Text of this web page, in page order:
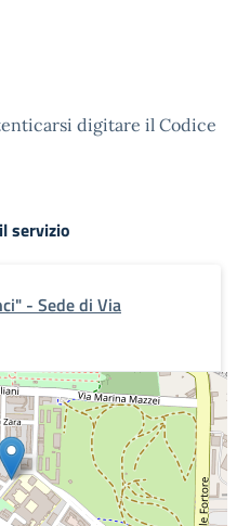
digitare il Codice
servizio
- Sede di Via